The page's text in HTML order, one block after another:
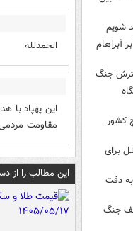
شویم
آبراهام
جنگ
کشور
برای
دقت
توقف جنگ
الحمدلله
این پهپاد با
مقاومت
این مطالب را از